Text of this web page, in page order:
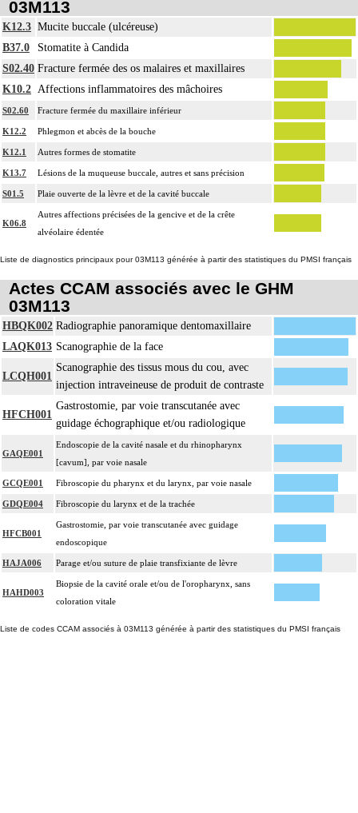
03M113
K12.3 Mucite buccale (ulcéreuse)
B37.0
Stomatite à Candida
S02.40 Fracture fermée des os malaires et maxillaires
K10.2 Affections inflammatoires des mâchoires
S02.60 Fracture fermée du maxillaire inférieur
K12.2 Phlegmon et abcès de la bouche
K12.1 Autres formes de stomatite
K13.7 Lésions de la muqueuse buccale, autres et sans précision
S01.5 Plaie ouverte de la lèvre et de la cavité buccale
K06.8
Autres affections précisées de la gencive et de la crête
alvéolaire édentée
Liste de diagnostics principaux pour 03M113 générée à partir des statistiques du PMSI français
Actes CCAM associés avec le GHM
03M113
HBQK002 Radiographie panoramique dentomaxillaire
LAQK013 Scanographie de la face
LCQH001
Scanographie des tissus mous du cou, avec
injection intraveineuse de produit de contraste
HFCH001
Gastrostomie, par voie transcutanée avec
guidage échographique et/ou radiologique
GAQE001
Endoscopie de la cavité nasale et du rhinopharynx
[cavum], par voie nasale
GCQE001 Fibroscopie du pharynx et du larynx, par voie nasale
GDQE004 Fibroscopie du larynx et de la trachée
HFCB001
Gastrostomie, par voie transcutanée avec guidage
endoscopique
HAJA006 Parage et/ou suture de plaie transfixiante de lèvre
HAHD003
Biopsie de la cavité orale et/ou de l'oropharynx, sans
coloration vitale
Liste de codes CCAM associés à 03M113 générée à partir des statistiques du PMSI français